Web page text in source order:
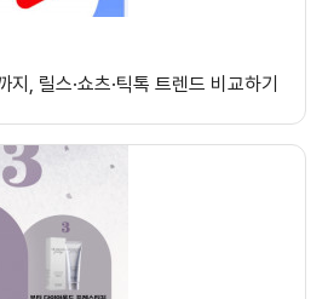
, 릴스·쇼츠·틱톡 트렌드 비교하기